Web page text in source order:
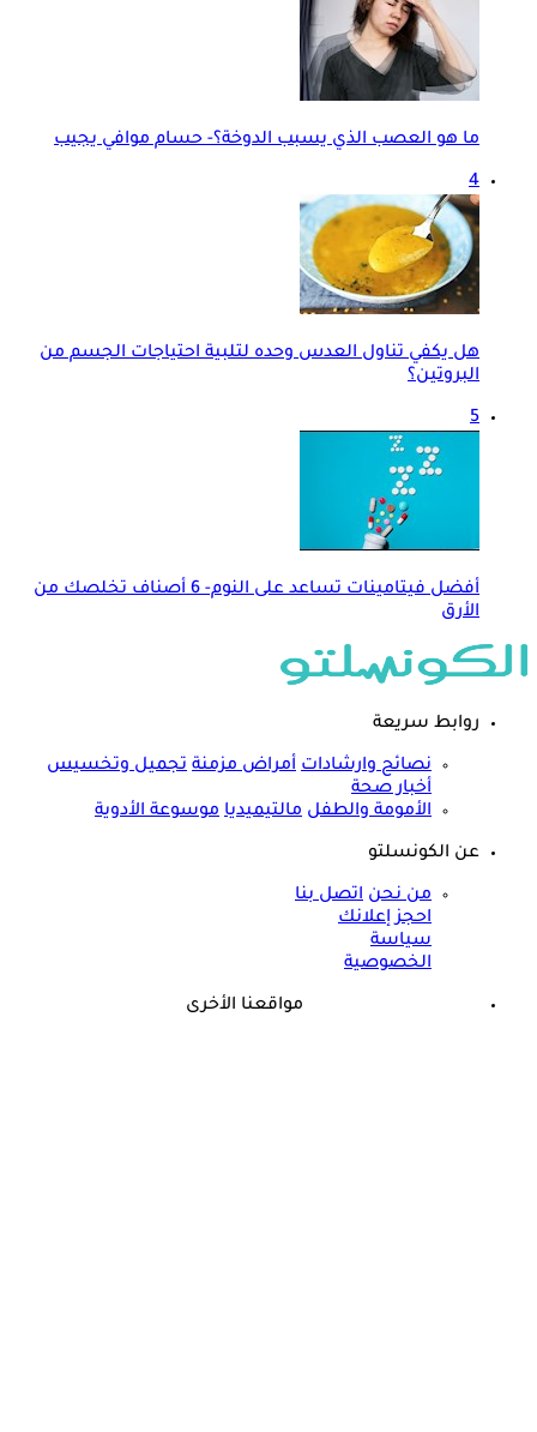
ما هو العصب الذي يسبب الدوخة؟- حسام موافي يجيب
4
هل يكفي تناول العدس وحده لتلبية احتياجات الجسم من
البروتين؟
5
أفضل فيتامينات تساعد على النوم- 6 أصناف تخلصك من
الأرق
روابط سريعة
نصائح وارشادات أمراض مزمنة تجميل وتخسيس
أخبار صحة
الأمومة والطفل مالتيميديا موسوعة الأدوية
عن الكونسلتو
من نحن اتصل بنا
احجز إعلانك
سياسة
الخصوصية
مواقعنا الأخرى